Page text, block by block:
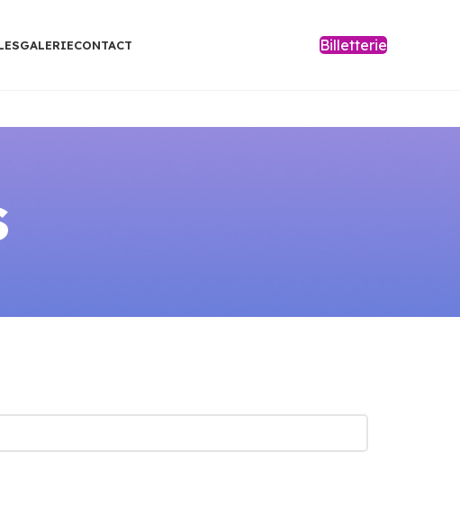
GALERIECONTACT Billetterie